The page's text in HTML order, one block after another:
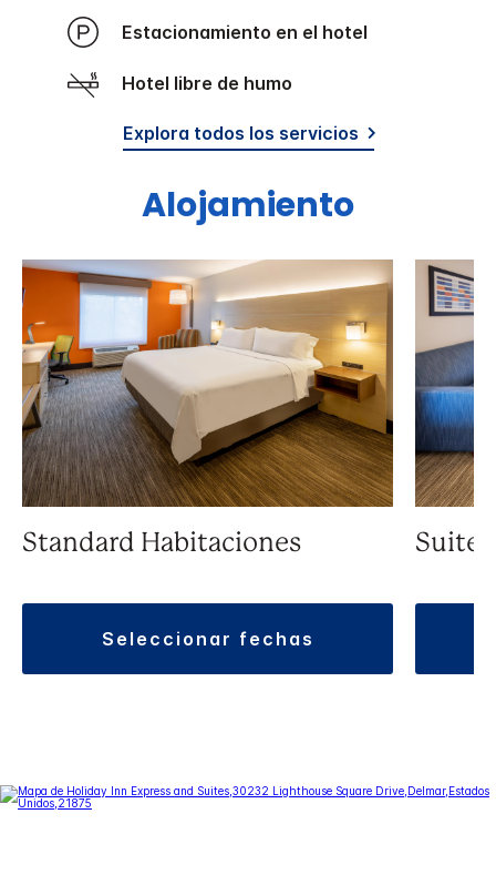
Estacionamiento en el hotel
Hotel libre de humo
Explora todos los servicios
Alojamiento
Standard Habitaciones
seleccionar fechas
Suite